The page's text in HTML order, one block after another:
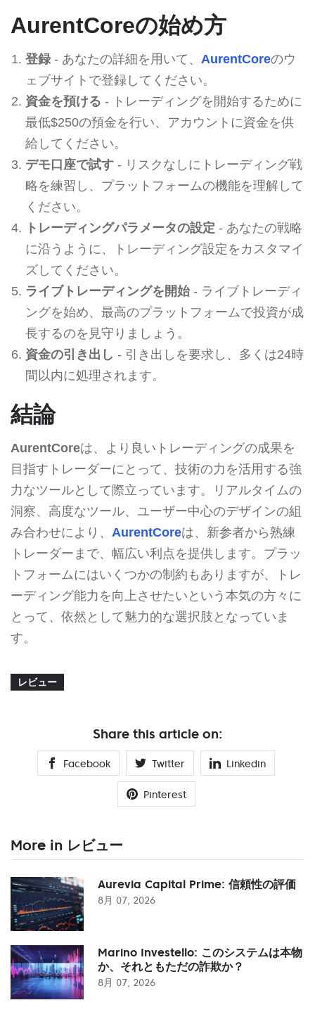
AurentCoreの始め方
登録- あなたの詳細を用いて、 AurentCoreのウ
ェブサイトで登録してください。
資金を預ける - トレーディングを開始するために
最低$250の預金を行い、アカウントに資金を供
給してください。
デモ口座で試す- リスクなしにトレーディング戦
略を練習し、プラットフォームの機能を理解して
ください。
トレーディングパラメータの設定 - あなたの戦略
に沿うように、トレーディング設定をカスタマイ
ズしてください。
ライブトレーディングを開始- ライブトレーディ
ングを始め、最高のプラットフォームで投資が成
長するのを見守りましょう。
資金の引き出し - 引き出しを要求し、多くは24時
間以内に処理されます。
結論
AurentCoreは、より良いトレーディングの成果を
目指すトレーダーにとって、技術の力を活用する強
力なツールとして際立っています。リアルタイムの
洞察、高度なツール、ユーザー中心のデザインの組
み合わせにより、 AurentCoreは、新参者から熟練
トレーダーまで、幅広い利点を提供します。プラッ
トフォームにはいくつかの制約もありますが、トレ
ーディング能力を向上させたいという本気の方々に
とって、依然として魅力的な選択肢となっていま
す。
レビュー
Share this article on:
Facebook Twitter Linkedin
Pinterest
More in レビュー
Aurevia Capital Prime: 信頼性の評価
8月 07, 2026
Marino Investello: このシステムは本物
か、それともただの詐欺か？
8月 07, 2026